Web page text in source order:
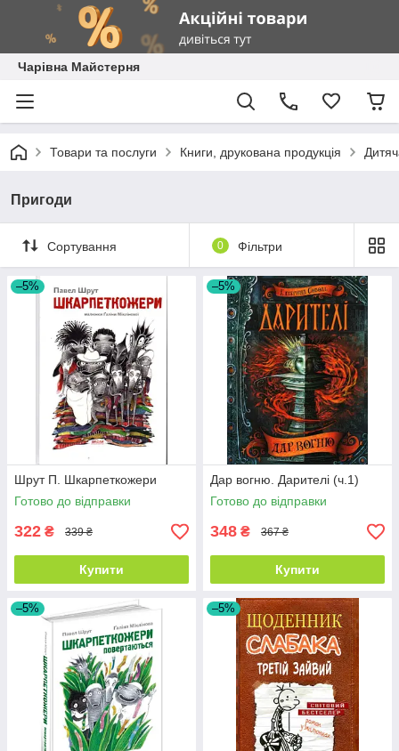
Чарівна Майстерня
Товари та послуги Книги, друкована продукція
Пригоди
Сортування 0 Фільтри
–5%
Шрут П. Шкарпеткожери
Готово до відправки
322 ₴ 339 ₴
Купити
–5%
Дар вогню. Дарителі (ч.1)
Готово до відправки
348 ₴ 367 ₴
Купити
–5% –5%